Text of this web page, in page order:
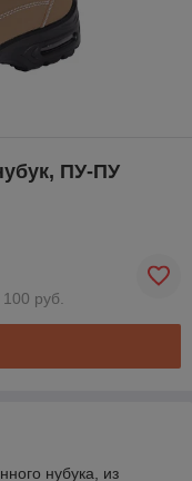
ПУ-ПУ
руб.
нубука, из